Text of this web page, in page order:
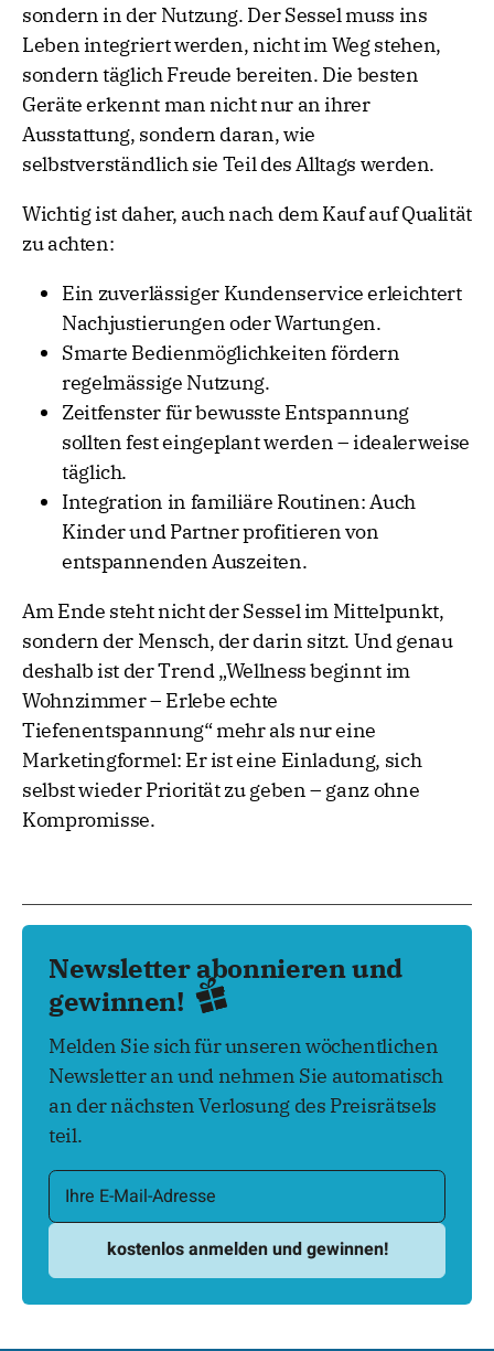
sondern in der Nutzung. Der Sessel muss ins
Leben integriert werden, nicht im Weg stehen,
sondern täglich Freude bereiten. Die besten
Geräte erkennt man nicht nur an ihrer
Ausstattung, sondern daran, wie
selbstverständlich sie Teil des Alltags werden.
Wichtig ist daher, auch nach dem Kauf auf Qualität
zu achten:
Ein zuverlässiger Kundenservice erleichtert
Nachjustierungen oder Wartungen.
Smarte Bedienmöglichkeiten fördern
regelmässige Nutzung.
Zeitfenster für bewusste Entspannung
sollten fest eingeplant werden – idealerweise
täglich.
Integration in familiäre Routinen: Auch
Kinder und Partner profitieren von
entspannenden Auszeiten.
Am Ende steht nicht der Sessel im Mittelpunkt,
sondern der Mensch, der darin sitzt. Und genau
deshalb ist der Trend „Wellness beginnt im
Wohnzimmer – Erlebe echte
Tiefenentspannung“ mehr als nur eine
Marketingformel: Er ist eine Einladung, sich
selbst wieder Priorität zu geben – ganz ohne
Kompromisse.
Newsletter abonnieren und
gewinnen!
Melden Sie sich für unseren wöchentlichen
Newsletter an und nehmen Sie automatisch
an der nächsten Verlosung des Preisrätsels
teil.